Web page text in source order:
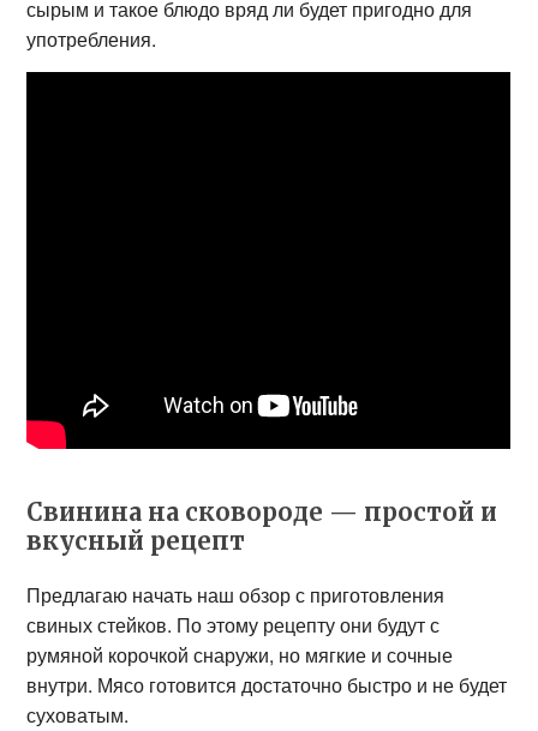
сырым и такое блюдо вряд ли будет пригодно для
употребления.
Свинина на сковороде — простой и
вкусный рецепт
Предлагаю начать наш обзор с приготовления
свиных стейков. По этому рецепту они будут с
румяной корочкой снаружи, но мягкие и сочные
внутри. Мясо готовится достаточно быстро и не будет
суховатым.